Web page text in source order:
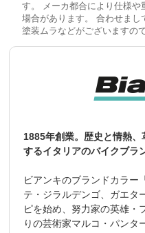
す。 メーカ都合により仕様や
場合があります。 合わせま
塗装ムラなどがございますの
1885年創業。歴史と情熱
するイタリアのバイクブラ
ビアンキのブランドカラー
テ・ジラルデンゴ、ガエタ
ピを始め、努力家の英雄・
りの芸術家マルコ・パンタ